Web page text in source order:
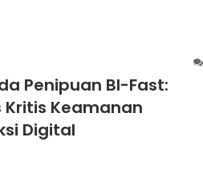
Penipuan BI-Fast:
Kritis Keamanan
Digital